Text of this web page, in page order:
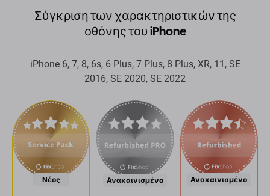
Σύγκριση των χαρακτηριστικών της
οθόνης του iPhone
iPhone 6, 7, 8, 6s, 6 Plus, 7 Plus, 8 Plus, XR, 11, SE
2016, SE 2020, SE 2022
Νέος Ανακαινισμένο Ανακαινισμένο